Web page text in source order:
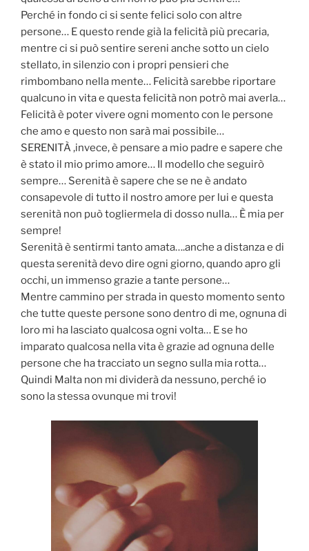
Perché in fondo ci si sente felici solo con altre
persone… E questo rende già la felicità più precaria,
mentre ci si può sentire sereni anche sotto un cielo
stellato, in silenzio con i propri pensieri che
rimbombano nella mente… Felicità sarebbe riportare
qualcuno in vita e questa felicità non potrò mai averla…
Felicità è poter vivere ogni momento con le persone
che amo e questo non sarà mai possibile…
SERENITÀ ,invece, è pensare a mio padre e sapere che
è stato il mio primo amore… Il modello che seguirò
sempre… Serenità è sapere che se ne è andato
consapevole di tutto il nostro amore per lui e questa
serenità non può togliermela di dosso nulla… È mia per
sempre!
Serenità è sentirmi tanto amata….anche a distanza e di
questa serenità devo dire ogni giorno, quando apro gli
occhi, un immenso grazie a tante persone…
Mentre cammino per strada in questo momento sento
che tutte queste persone sono dentro di me, ognuna di
loro mi ha lasciato qualcosa ogni volta… E se ho
imparato qualcosa nella vita è grazie ad ognuna delle
persone che ha tracciato un segno sulla mia rotta…
Quindi Malta non mi dividerà da nessuno, perché io
sono la stessa ovunque mi trovi!